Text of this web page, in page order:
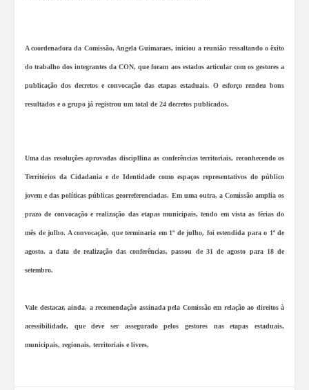
A coordenadora da Comissão, Angela Guimaraes, iniciou a reunião ressaltando o êxito
do trabalho dos integrantes da CON, que foram aos estados articular com os gestores a
publicação dos decretos e convocação das etapas estaduais. O esforço rendeu bons
resultados e o grupo já registrou um total de 24 decretos publicados.
Uma das resoluções aprovadas discipllina as conferências territoriais, reconhecendo os
Territórios da Cidadania e de Identidade como espaços representativos do público
jovem e das políticas públicas georreferenciadas. Em uma outra, a Comissão amplia os
prazo de convocação e realização das etapas municipais, tendo em vista as férias do
mês de julho. A convocação, que terminaria em 1º de julho, foi estendida para o 1º de
agosto. a data de realização das conferências, passou de 31 de agosto para 18 de
setembro.
Vale destacar, ainda, a recomendação assinada pela Comissão em relação ao direitos à
acessibilidade, que deve ser assegurado pelos gestores nas etapas estaduais,
municipais, regionais, territoriais e livres.